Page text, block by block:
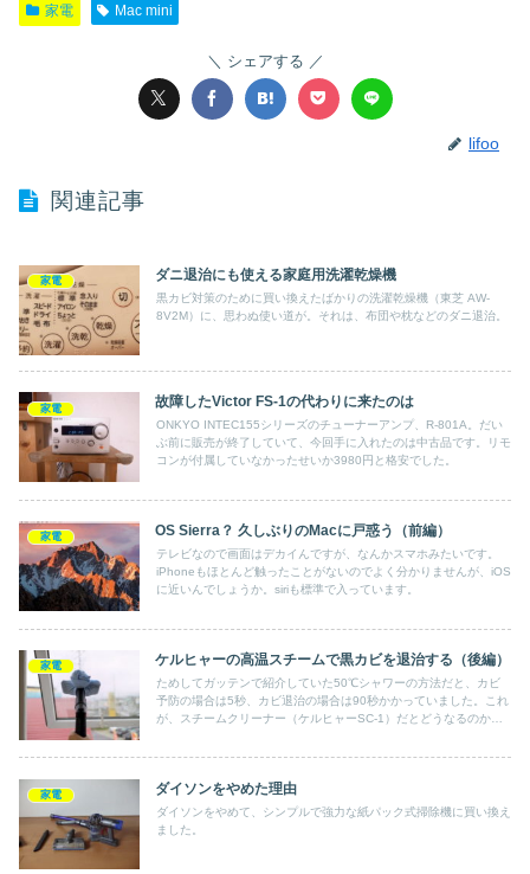
家電 Mac mini
シェアする
lifoo
関連記事
家電 ダニ退治にも使える家庭用洗濯乾燥機
黒カビ対策のために買い換えたばかりの洗濯乾燥機（東芝 AW-
8V2M）に、思わぬ使い道が。それは、布団や枕などのダニ退治。
家電 故障したVictor FS-1の代わりに来たのは
ONKYO INTEC155シリーズのチューナーアンプ、R-801A。だい
ぶ前に販売が終了していて、今回手に入れたのは中古品です。リモ
コンが付属していなかったせいか3980円と格安でした。
家電 OS Sierra？ 久しぶりのMacに戸惑う（前編）
テレビなので画面はデカイんですが、なんかスマホみたいです。
iPhoneもほとんど触ったことがないのでよく分かりませんが、iOS
に近いんでしょうか。siriも標準で入っています。
家電 ケルヒャーの高温スチームで黒カビを退治する（後編）
ためしてガッテンで紹介していた50℃シャワーの方法だと、カビ
予防の場合は5秒、カビ退治の場合は90秒かかっていました。これ
が、スチームクリーナー（ケルヒャーSC-1）だとどうなるのか調
家電 ダイソンをやめた理由
ダイソンをやめて、シンプルで強力な紙パック式掃除機に買い換え
ました。